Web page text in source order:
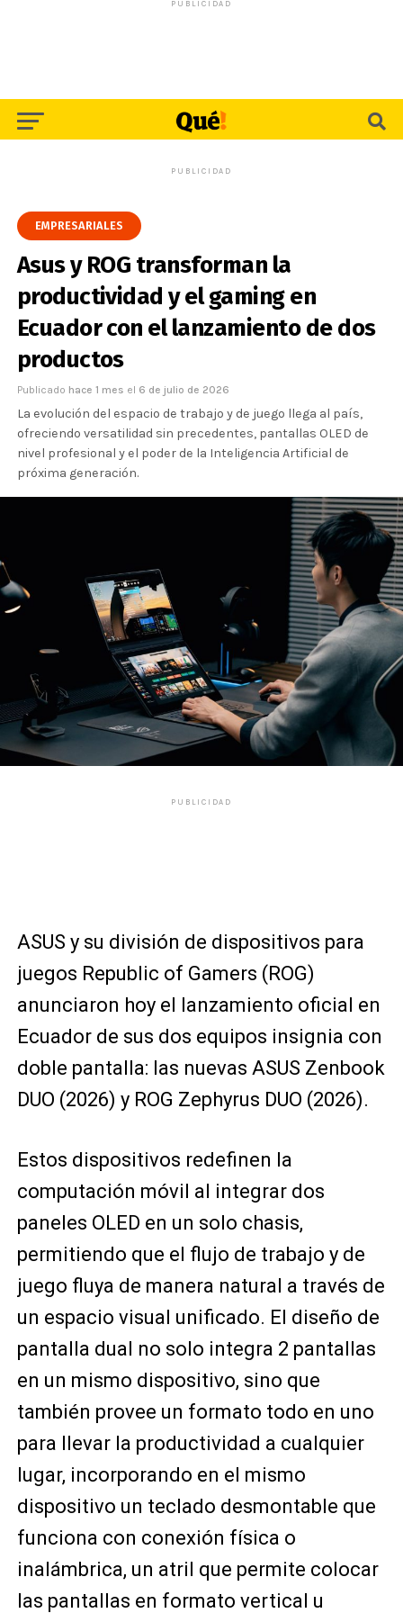
PUBLICIDAD
PUBLICIDAD
EMPRESARIALES
Asus y ROG transforman la
productividad y el gaming en
Ecuador con el lanzamiento de dos
productos
Publicado hace 1 mes el 6 de julio de 2026
La evolución del espacio de trabajo y de juego llega al país,
ofreciendo versatilidad sin precedentes, pantallas OLED de
nivel profesional y el poder de la Inteligencia Artificial de
próxima generación.
PUBLICIDAD
ASUS y su división de dispositivos para
juegos Republic of Gamers (ROG)
anunciaron hoy el lanzamiento oficial en
Ecuador de sus dos equipos insignia con
doble pantalla: las nuevas ASUS Zenbook
DUO (2026) y ROG Zephyrus DUO (2026).
Estos dispositivos redefinen la
computación móvil al integrar dos
paneles OLED en un solo chasis,
permitiendo que el flujo de trabajo y de
juego fluya de manera natural a través de
un espacio visual unificado. El diseño de
pantalla dual no solo integra 2 pantallas
en un mismo dispositivo, sino que
también provee un formato todo en uno
para llevar la productividad a cualquier
lugar, incorporando en el mismo
dispositivo un teclado desmontable que
funciona con conexión física o
inalámbrica, un atril que permite colocar
las pantallas en formato vertical u